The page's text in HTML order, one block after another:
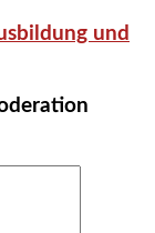
und